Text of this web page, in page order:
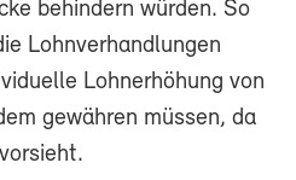
behindern würden. So
Lohnverhandlungen
Lohnerhöhung von
gewähren müssen, da